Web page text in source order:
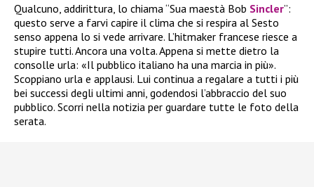
Qualcuno, addirittura, lo chiama “Sua maestà Bob Sincler”:
questo serve a farvi capire il clima che si respira al Sesto
senso appena lo si vede arrivare. L’hitmaker francese riesce a
stupire tutti. Ancora una volta. Appena si mette dietro la
consolle urla: «Il pubblico italiano ha una marcia in più».
Scoppiano urla e applausi. Lui continua a regalare a tutti i più
bei successi degli ultimi anni, godendosi l’abbraccio del suo
pubblico. Scorri nella notizia per guardare tutte le foto della
serata.